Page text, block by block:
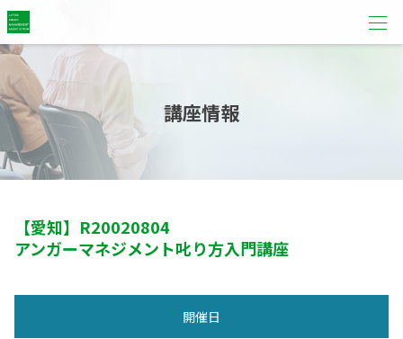
講座情報
【愛知】 R20020804
アンガーマネジメント叱り方入門講座
開催日